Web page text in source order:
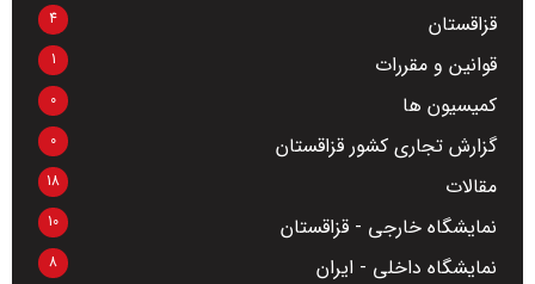
قزاقستان 4
قوانین و مقررات 1
کمیسیون ها 0
گزارش تجاری کشور قزاقستان 0
مقالات 18
نمایشگاه خارجی - قزاقستان 10
نمایشگاه داخلی - ایران 8